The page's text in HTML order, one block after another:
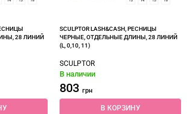
28 ЛИНИЙ
SCULPTOR LASH&CASH, РЕСНИЦЫ
ЧЕРНЫЕ, ОТДЕЛЬНЫЕ ДЛИНЫ, 28 ЛИНИЙ
(L, 0,10, 11)
SCULPTOR
В наличии
803 грн
В КОРЗИНУ